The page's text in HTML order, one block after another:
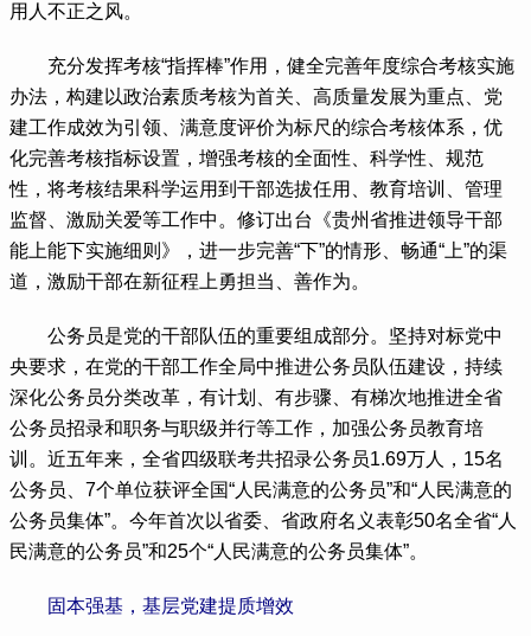
用人不正之风。
充分发挥考核“指挥棒”作用，健全完善年度综合考核实施
办法，构建以政治素质考核为首关、高质量发展为重点、党
建工作成效为引领、满意度评价为标尺的综合考核体系，优
化完善考核指标设置，增强考核的全面性、科学性、规范
性，将考核结果科学运用到干部选拔任用、教育培训、管理
监督、激励关爱等工作中。修订出台《贵州省推进领导干部
能上能下实施细则》，进一步完善“下”的情形、畅通“上”的渠
道，激励干部在新征程上勇担当、善作为。
公务员是党的干部队伍的重要组成部分。坚持对标党中
央要求，在党的干部工作全局中推进公务员队伍建设，持续
深化公务员分类改革，有计划、有步骤、有梯次地推进全省
公务员招录和职务与职级并行等工作，加强公务员教育培
训。近五年来，全省四级联考共招录公务员1.69万人，15名
公务员、7个单位获评全国“人民满意的公务员”和“人民满意的
公务员集体”。今年首次以省委、省政府名义表彰50名全省“人
民满意的公务员”和25个“人民满意的公务员集体”。
固本强基，基层党建提质增效